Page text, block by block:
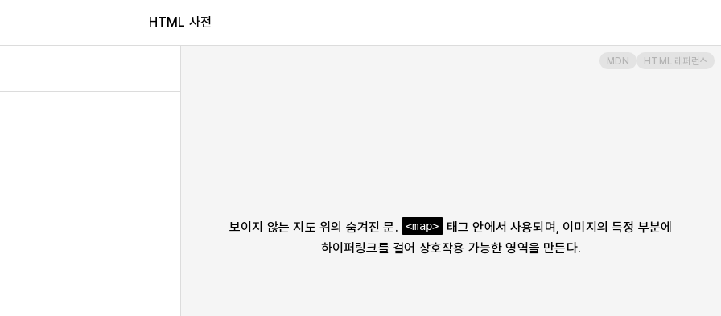
HTML 사전
보이지 않는 지도 위의 숨겨진 문. <map>
태그 안에서 사용되며, 이미지의 특정 부분에
하이퍼링크를 걸어 상호작용 가능한 영역을 만든다.
MDN HTML 레퍼런스